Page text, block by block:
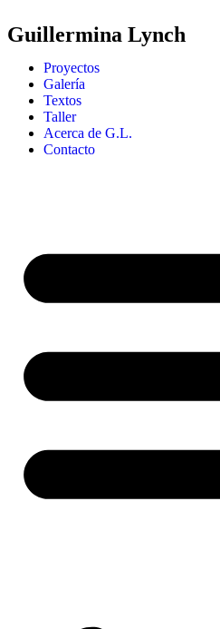
Guillermina Lynch
Proyectos
Galería
Textos
Taller
Acerca de G.L.
Contacto